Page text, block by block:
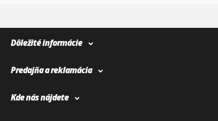
Dôležité informácie
Predajňa a reklamácia
Kde nás nájdete